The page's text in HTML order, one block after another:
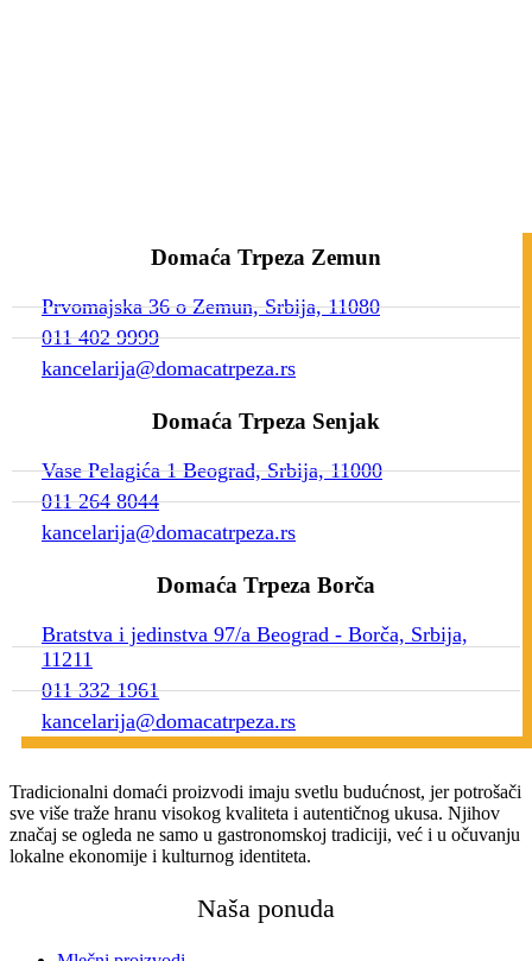
Domaća Trpeza Zemun
Prvomajska 36 o Zemun, Srbija, 11080
011 402 9999
kancelarija@domacatrpeza.rs
Domaća Trpeza Senjak
Vase Pelagića 1 Beograd, Srbija, 11000
011 264 8044
kancelarija@domacatrpeza.rs
Domaća Trpeza Borča
Bratstva i jedinstva 97/a Beograd - Borča, Srbija,
11211
011 332 1961
kancelarija@domacatrpeza.rs
Tradicionalni domaći proizvodi imaju svetlu budućnost, jer potrošači
sve više traže hranu visokog kvaliteta i autentičnog ukusa. Njihov
značaj se ogleda ne samo u gastronomskoj tradiciji, već i u očuvanju
lokalne ekonomije i kulturnog identiteta.
Naša ponuda